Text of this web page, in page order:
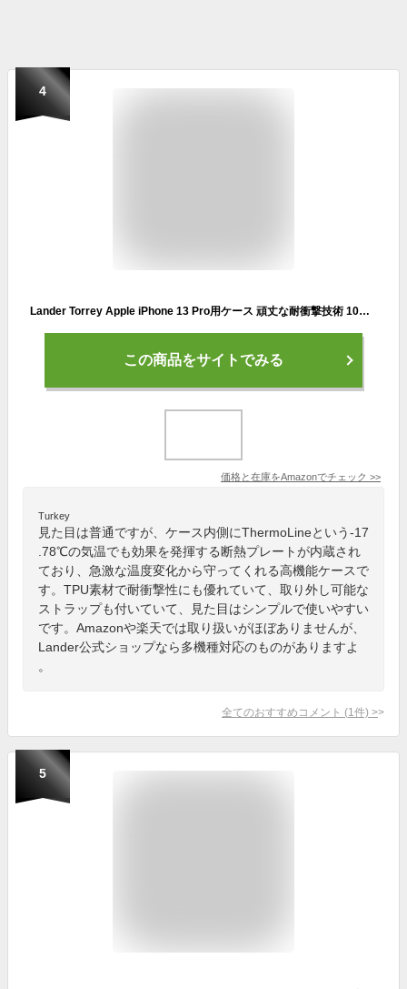
4
Lander Torrey Apple iPhone 13 Pro用ケース 頑丈な耐衝撃技術 10フィートのミリタリーグレードの落下保護 温度調節ケース ワイヤレス充電対応 ブラック
この商品をサイトでみる
価格と在庫をAmazonでチェック >>
Turkey
見た目は普通ですが、ケース内側にThermoLineという-17
.78℃の気温でも効果を発揮する断熱プレートが内蔵され
ており、急激な温度変化から守ってくれる高機能ケースで
す。TPU素材で耐衝撃性にも優れていて、取り外し可能な
ストラップも付いていて、見た目はシンプルで使いやすい
です。Amazonや楽天では取り扱いがほぼありませんが、
Lander公式ショップなら多機種対応のものがありますよ
。
全てのおすすめコメント (1 件) >
5